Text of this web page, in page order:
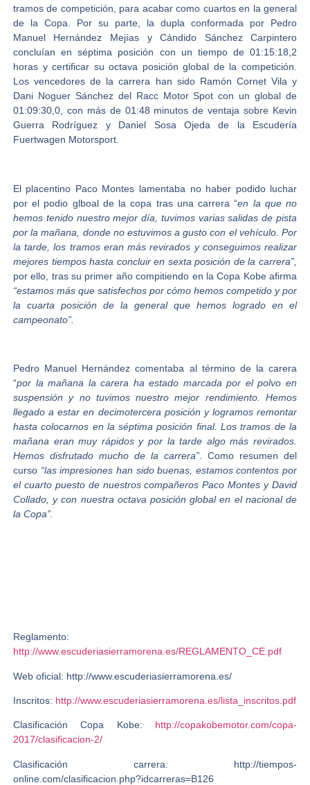
tramos de competición, para acabar como cuartos en la general
de la Copa. Por su parte, la dupla conformada por Pedro
Manuel Hernández Mejías y Cándido Sánchez Carpintero
concluían en séptima posición con un tiempo de 01:15:18,2
horas y certificar su octava posición global de la competición.
Los vencedores de la carrera han sido Ramón Cornet Vila y
Dani Noguer Sánchez del Racc Motor Spotcon un global de
01:09:30,0, con más de 01:48 minutos de ventaja sobre Kevin
Guerra Rodríguez y Daniel Sosa Ojedade la Escudería
Fuertwagen Motorsport.
El placentino Paco Montes lamentaba no haber podido luchar
por el podio glboal de la copa tras una carrera “en la que no
hemos tenido nuestro mejor día, tuvimos varias salidas de pista
por la mañana, donde no estuvimos a gusto con el vehículo. Por
la tarde, los tramos eran más revirados y conseguimos realizar
mejores tiempos hasta concluir en sexta posición de la carrera”,
por ello, tras su primer año compitiendo en la Copa Kobe afirma
“estamos más que satisfechos por cómo hemos competido y por
la cuarta posición de la general que hemos logrado en el
campeonato”.
Pedro Manuel Hernández comentaba al término de la carera
“por la mañana la carera ha estado marcada por el polvo en
suspensión y no tuvimos nuestro mejor rendimiento. Hemos
llegado a estar en decimotercera posición y logramos remontar
hasta colocarnos en la séptima posición final. Los tramos de la
mañana eran muy rápidos y por la tarde algo más revirados.
Hemos disfrutado mucho de la carrera”. Como resumen del
curso “las impresiones han sido buenas, estamos contentos por
el cuarto puesto de nuestros compañeros Paco Montes y David
Collado, y con nuestra octava posición global en el nacional de
la Copa”.
Reglamento:
http://www.escuderiasierramorena.es/REGLAMENTO_CE.pdf
Web oficial: http://www.escuderiasierramorena.es/
Inscritos: http://www.escuderiasierramorena.es/lista_inscritos.pdf
Clasificación Copa Kobe: http://copakobemotor.com/copa-
2017/clasificacion-2/
Clasificación carrera: http://tiempos-
online.com/clasificacion.php?idcarreras=B126